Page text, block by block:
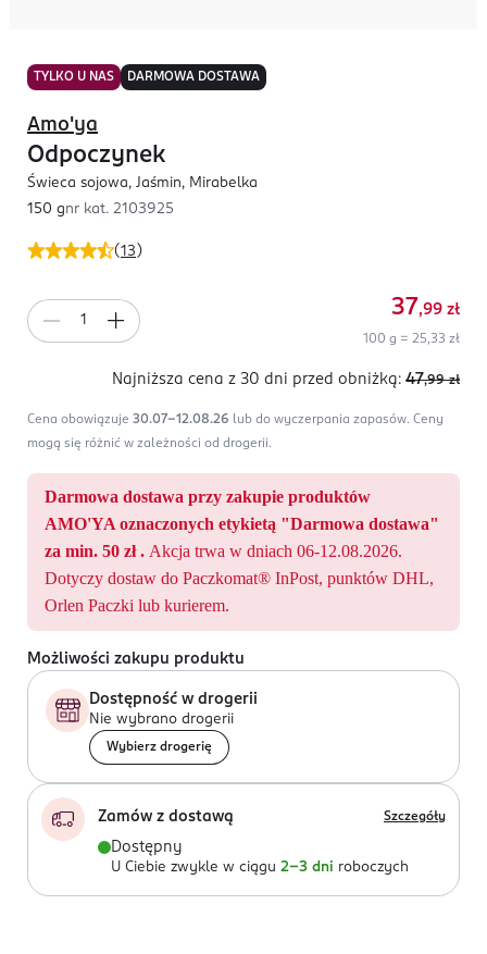
TYLKO U NAS DARMOWA DOSTAWA
(13 )
Amo'ya
Odpoczynek
Świeca sojowa, Jaśmin, Mirabelka
150 gnr kat. 2103925
37,99 zł
100 g = 25,33 zł
Najniższa cena z 30 dni przed obniżką: 47,99 zł
Cena obowiązuje 30.07-12.08.26 lub do wyczerpania zapasów. Ceny
mogą się różnić w zależności od drogerii.
Darmowa dostawa przy zakupie produktów
AMO'YA oznaczonych etykietą "Darmowa dostawa"
za min. 50 zł . Akcja trwa w dniach 06-12.08.2026.
Dotyczy dostaw do Paczkomat® InPost, punktów DHL,
Orlen Paczki lub kurierem.
Możliwości zakupu produktu
Dostępność w drogerii
Nie wybrano drogerii
Wybierz drogerię
Zamów z dostawą Szczegóły
Dostępny
U Ciebie zwykle w ciągu 2-3 dni roboczych